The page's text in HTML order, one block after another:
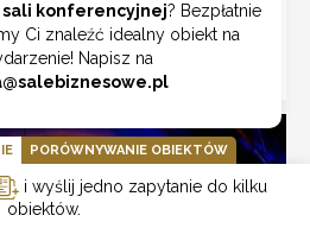
ZOBACZ
sali konferencyjnej? Bezpłatnie
Ci znaleźć idealny obiekt na
Napisz na
PORÓWNYWANIE OBIEKTÓW
i wyślij jedno zapytanie do kilku
obiektów.